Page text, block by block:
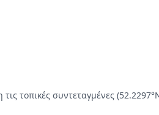
τοπικές συντεταγμένες